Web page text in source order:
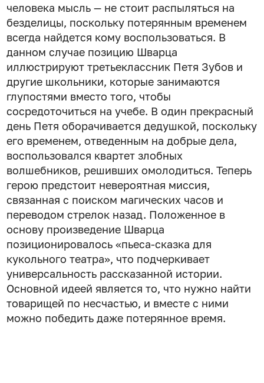
человека мысль — не стоит распыляться на
безделицы, поскольку потерянным временем
всегда найдется кому воспользоваться. В
данном случае позицию Шварца
иллюстрируют третьеклассник Петя Зубов и
другие школьники, которые занимаются
глупостями вместо того, чтобы
сосредоточиться на учебе. В один прекрасный
день Петя оборачивается дедушкой, поскольку
его временем, отведенным на добрые дела,
воспользовался квартет злобных
волшебников, решивших омолодиться. Теперь
герою предстоит невероятная миссия,
связанная с поиском магических часов и
переводом стрелок назад. Положенное в
основу произведение Шварца
позиционировалось «пьеса-сказка для
кукольного театра», что подчеркивает
универсальность рассказанной истории.
Основной идеей является то, что нужно найти
товарищей по несчастью, и вместе с ними
можно победить даже потерянное время.